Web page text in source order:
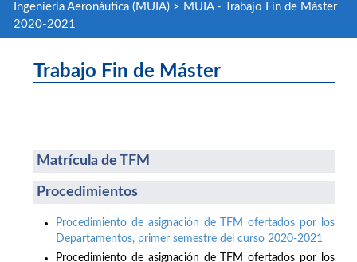
Ingeniería Aeronáutica (MUIA)> MUIA - Trabajo Fin de Máster
2020-2021
Trabajo Fin de Máster
Matrícula de TFM
Procedimientos
Procedimiento de asignación de TFM ofertados por los
Departamentos, primer semestre del curso 2020-2021
Procedimiento de asignación de TFM ofertados por los